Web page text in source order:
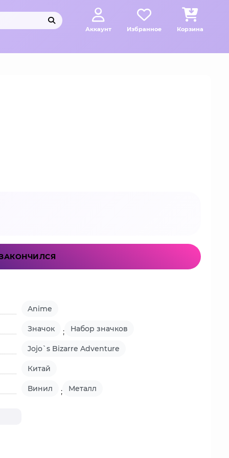
Аккаунт Избранное Корзина
Anime
Значок ; Набор значков
Jojo`s Bizarre Adventure
Китай
Винил ; Металл